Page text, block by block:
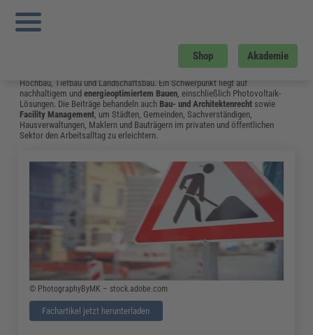
Shop Akademie
Sie sind hier:
Instandhaltung
Bau und Gebäudemanagement
Vom Neubau bis hin zum Umgang mit Bauschäden: Das Fachwissen aus dem
Hochbau, Tiefbau und Landschaftsbau. Ein Schwerpunkt liegt auf
nachhaltigem undenergieoptimiertem Bauen, einschließlich Photovoltaik-
Lösungen. Die Beiträge behandeln auch Bau- und Architektenrecht sowie
Facility Management, um Städten, Gemeinden, Sachverständigen,
Hausverwaltungen, Maklern und Bauträgern im privaten und öffentlichen
Sektor den Arbeitsalltag zu erleichtern.
© PhotographyByMK – stock.adobe.com
Fachartikel jetzt herunterladen